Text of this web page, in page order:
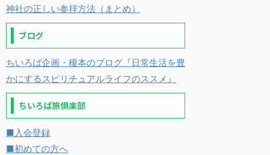
神社の正しい参拝方法（まとめ）
ブログ
ちいろば企画・榎本のブログ『日常生活を豊
かにするスピリチュアルライフのススメ』
ちいろば旅倶楽部
■入会登録
■初めての方へ